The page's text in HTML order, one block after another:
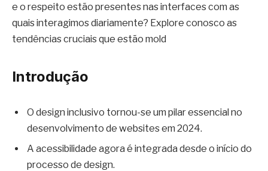
e o respeito estão presentes nas interfaces com as
quais interagimos diariamente? Explore conosco as
tendências cruciais que estão mold
Introdução
O design inclusivo tornou-se um pilar essencial no
desenvolvimento de websites em 2024.
A acessibilidade agora é integrada desde o início do
processo de design.